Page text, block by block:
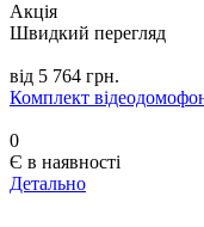
Акція
Швидкий перегляд
від 5 764 грн.
Комплект
0
Є в наявності
Детально